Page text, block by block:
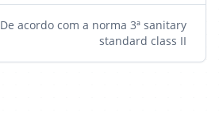
De acordo com a norma 3ª sanitary
standard class II